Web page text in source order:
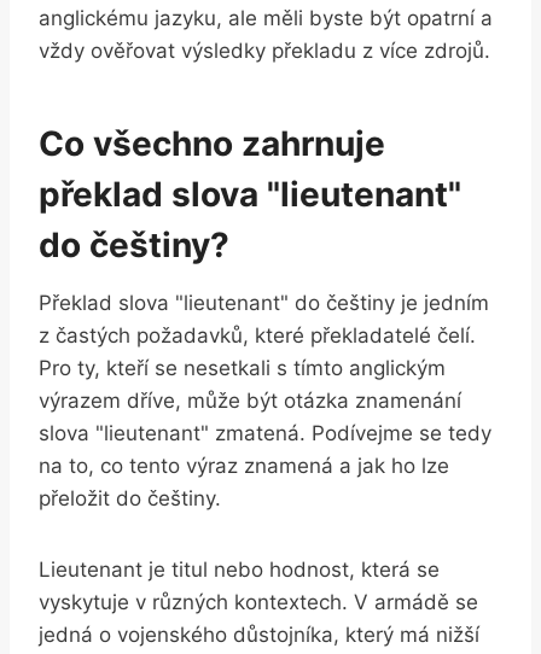
anglickému jazyku, ale měli byste být opatrní a
vždy ověřovat výsledky překladu z více zdrojů.
Co všechno zahrnuje
překlad slova "lieutenant"
do češtiny?
Překlad slova "lieutenant" do češtiny je jedním
z častých požadavků, které překladatelé čelí.
Pro ty, kteří se nesetkali s tímto anglickým
výrazem dříve, může být otázka znamenání
slova "lieutenant" zmatená. Podívejme se tedy
na to, co tento výraz znamená a jak ho lze
přeložit do češtiny.
Lieutenant je titul nebo hodnost, která se
vyskytuje v různých kontextech. V armádě se
jedná o vojenského důstojníka, který má nižší